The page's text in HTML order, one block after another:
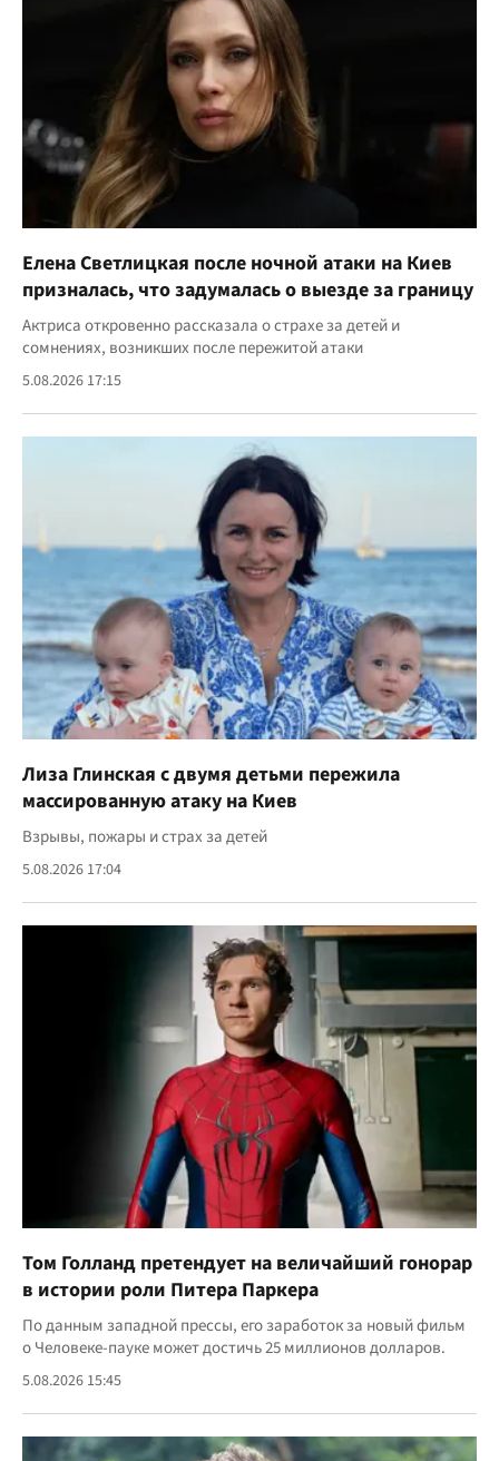
Елена Светлицкая после ночной атаки на Киев
призналась, что задумалась о выезде за границу
Актриса откровенно рассказала о страхе за детей и
сомнениях, возникших после пережитой атаки
5.08.2026 17:15
Лиза Глинская с двумя детьми пережила
массированную атаку на Киев
Взрывы, пожары и страх за детей
5.08.2026 17:04
Том Голланд претендует на величайший гонорар
в истории роли Питера Паркера
По данным западной прессы, его заработок за новый фильм
о Человеке-пауке может достичь 25 миллионов долларов.
5.08.2026 15:45